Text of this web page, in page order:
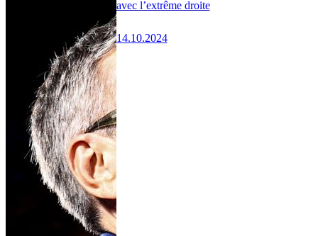
avec l’extrême droite
14.10.2024